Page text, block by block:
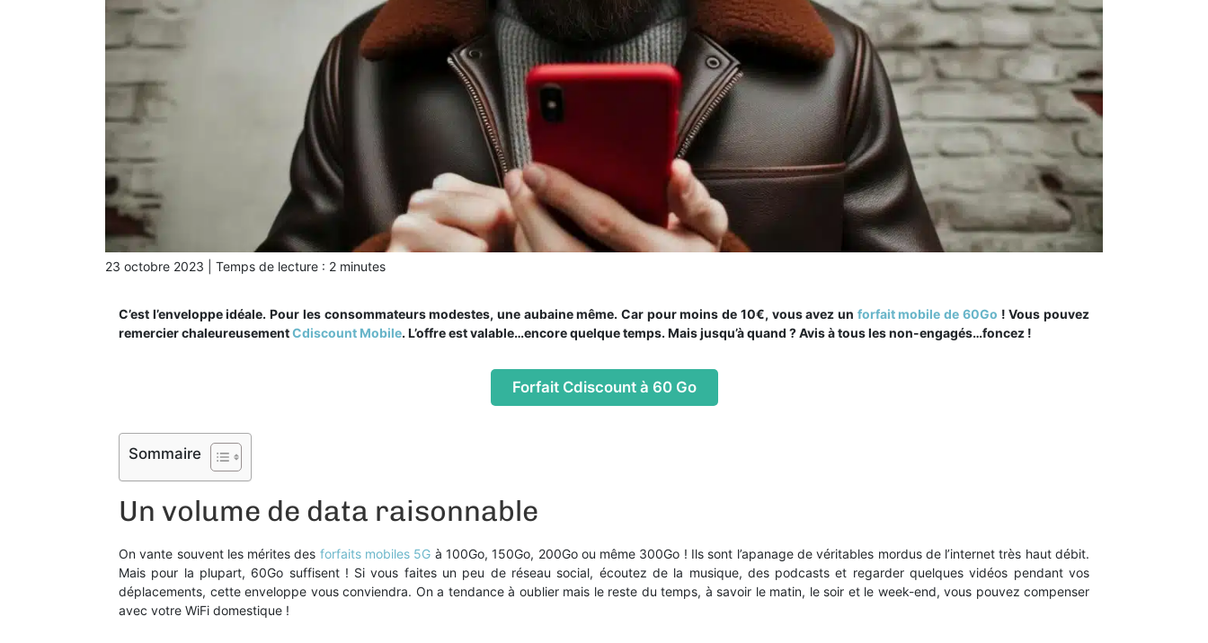
23 octobre 2023 Temps de lecture : 2 minutes
C’est l’enveloppe idéale. Pour les consommateurs modestes, une aubaine même. Car pour moins de 10€, vous avez un forfait mobile de 60Go ! Vous pouvez
remercier chaleureusementCdiscount Mobile. L’offre est valable…encore quelque temps. Mais jusqu’à quand ? Avis à tous les non-engagés…foncez !
Forfait Cdiscount à 60 Go
Sommaire
Un volume de data raisonnable
On vante souvent les mérites des forfaits mobiles 5G à 100Go, 150Go, 200Go ou même 300Go ! Ils sont l’apanage de véritables mordus de l’internet très haut débit.
Mais pour la plupart, 60Go suffisent ! Si vous faites un peu de réseau social, écoutez de la musique, des podcasts et regarder quelques vidéos pendant vos
déplacements, cette enveloppe vous conviendra. On a tendance à oublier mais le reste du temps, à savoir le matin, le soir et le week-end, vous pouvez compenser
avec votre WiFi domestique !